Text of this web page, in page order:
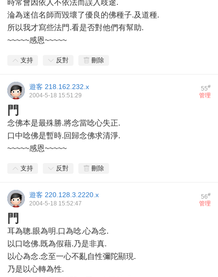
時常會因依人不依法而誤入歧途.
淪為迷信名師而毀壞了優良的佛種子.及道種.
所以我才寫些法門.看是否對他們有幫助.
~~~~~感恩~~~~~
支持 反對 刪除
55#
遊客 218.162.232.x
管理
2004-5-18 15:51:29
門
念佛本是最殊勝.將念當唸心失正.
口中唸佛是暫時.回歸念佛求清淨.
~~~~~感恩~~~~~
支持 反對 刪除
56#
遊客 220.128.3.2220.x
管理
2004-5-18 15:52:47
門
耳為聰.眼為明.口為唸.心為念.
以口唸佛.既為假藉.乃是非真.
以心為念.念至一心不亂自性彌陀顯現.
乃是以心轉為性.